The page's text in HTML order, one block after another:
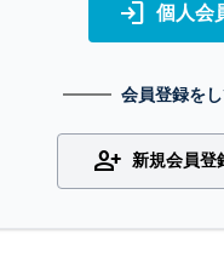
login 個人会
会員登録を
person_add 新規会員登